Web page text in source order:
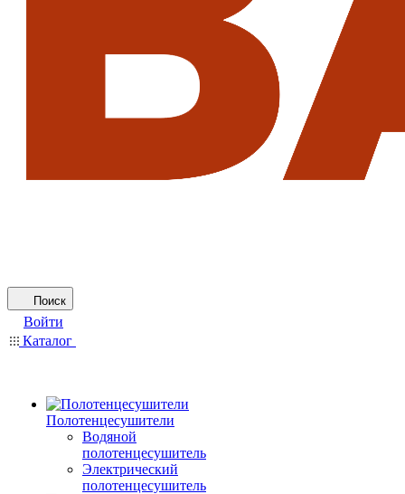
Поиск
Войти
Каталог
Полотенцесушители
Водяной
полотенцесушитель
Электрический
полотенцесушитель